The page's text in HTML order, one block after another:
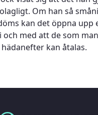
Om han så
kan det öppna upp
och med att de som
kan åtalas.